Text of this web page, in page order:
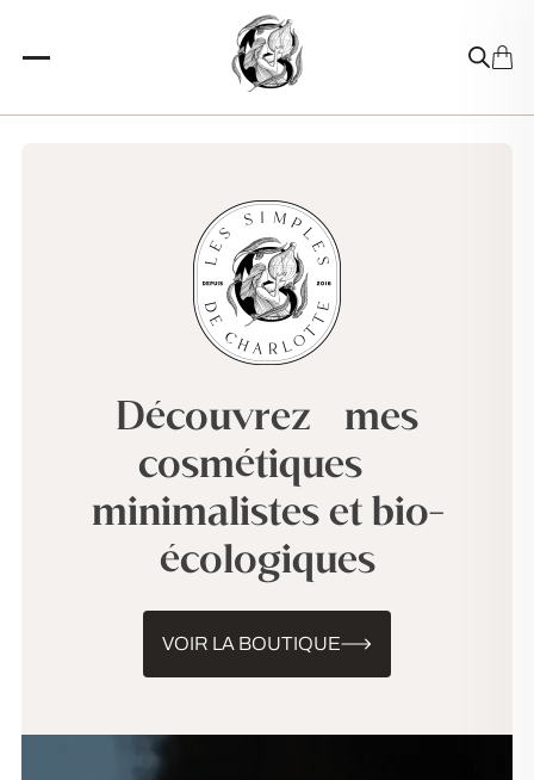
Découvrez mes
cosmétiques
minimalistes et bio-
écologiques
VOIR LA BOUTIQUE